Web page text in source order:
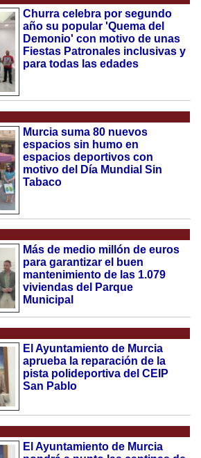
Churra celebra por segundo
año su popular 'Quema del
Demonio' con motivo de unas
Fiestas Patronales inclusivas y
para todas las edades
Murcia suma 80 nuevos
espacios sin humo en
espacios deportivos con
motivo del Día Mundial Sin
Tabaco
Más de medio millón de euros
para garantizar el buen
mantenimiento de las 1.079
viviendas del Parque
Municipal
El Ayuntamiento de Murcia
aprueba la reparación de la
pista polideportiva del CEIP
San Pablo
El Ayuntamiento de Murcia